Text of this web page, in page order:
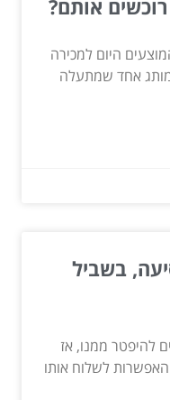
אותם?
היום למכירה
מותג אחד שמתעלה
בשביל
להיפטר ממנו, אז
לשלוח אותו